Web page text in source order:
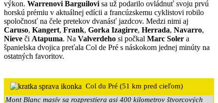
výkon. Warrenovi Barguilovi sa už podarilo ovládnuť svoju prvú
horskú prémiu v aktuálnej edícii a francúzskemu cyklistovi robilo
spoločnosť na čele pretekov dvanásť jazdcov. Medzi nimi aj
Caruso, Kangert, Frank, Gorka Izagirre, Herrada, Navarro,
Nieve či Atapuma. Na Valverdeho si počkal Marc Soler a
španielska dvojica preťala Col de Pré s náskokom jednej minúty na
ostatných favoritov.
Col du Pré (51 km pred cieľom)
Mont Blanc masív sa rozprestiera asi 400 kilometrov štvorcových